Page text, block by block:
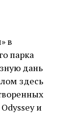
в
парка
дань
здесь
и